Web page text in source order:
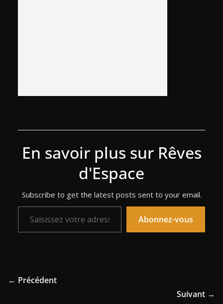
En savoir plus sur Rêves
d'Espace
Subscribe to get the latest posts sent to your email.
Saisissez votre adresse e-mail…
Abonnez-vous
← Précédent
Suivant →